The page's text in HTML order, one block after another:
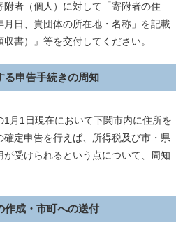
者（個人）に対して「寄附者の住
日、貴団体の所在地・名称」を記載
書）』等を交付してください。
る申告手続きの周知
月1日現在において下関市内に住所を
定申告を行えば、所得税及び市・県
受けられるという点について、周知
作成・市町への送付